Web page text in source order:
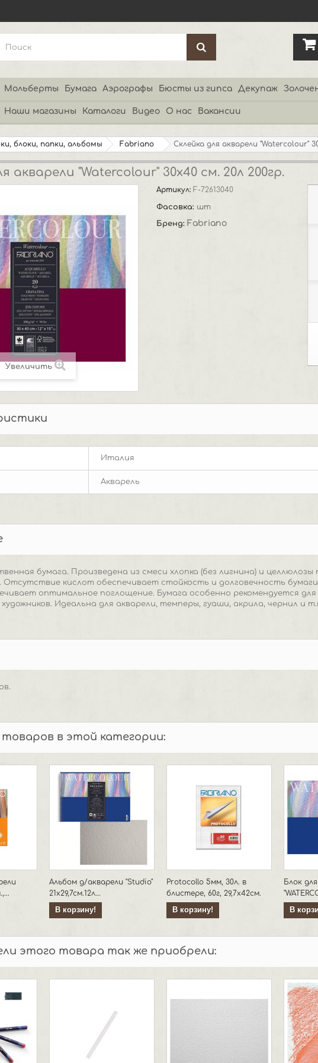
Мольберты Бумага Аэрографы Бюсты из гипса Декупаж
Наши магазины Каталоги Видео О нас Вакансии
блоки, папки, альбомы Fabriano Склейка для акварели "Watercolour"
акварели "Watercolour" 30x40 см. 20л 200гр.
Увеличить
Артикул: F-72613040
Фасовка: шт
Бренд: Fabriano
Италия
Акварель
бумага. Произведена из смеси хлопка (без лигнина) и целлюлозы
Отсутствие кислот обеспечивает стойкость и долговечность
оптимальное поглощение. Бумага особенно рекомендуется
Идеальна для акварели, темперы, гуаши, акрила, чернил и
товаров в этой категории:
Альбом д/акварели "Studio"
21х29,7см.12л...
В корзину!
Protocollo 5мм, 30л. в
блистере, 60г, 29,7х42см.
В корзину!
Блок
В
этого товара так же приобрели: